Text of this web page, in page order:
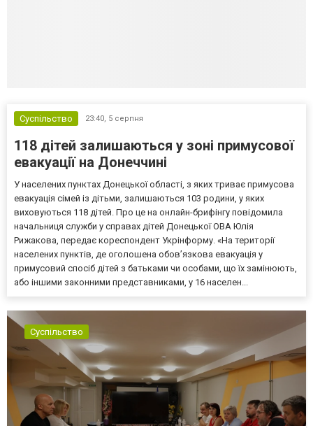
Суспільство 23:40, 5 серпня
118 дітей залишаються у зоні примусової
евакуації на Донеччині
У населених пунктах Донецької області, з яких триває примусова
евакуація сімей із дітьми, залишаються 103 родини, у яких
виховуються 118 дітей. Про це на онлайн-брифінгу повідомила
начальниця служби у справах дітей Донецької ОВА Юлія
Рижакова, передає кореспондент Укрінформу. «На території
населених пунктів, де оголошена обов’язкова евакуація у
примусовий спосіб дітей з батьками чи особами, що їх замінюють,
або іншими законними представниками, у 16 населен...
Суспільство